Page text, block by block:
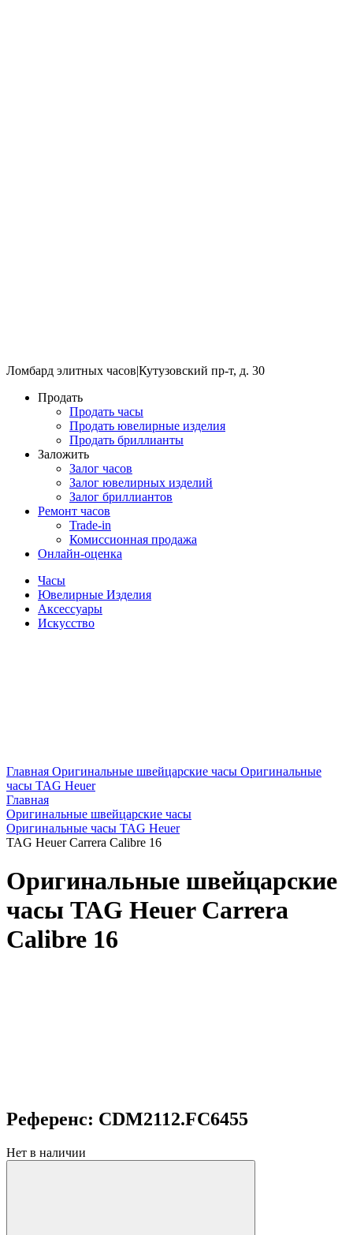
Ломбард элитных часов|Кутузовский пр-т, д. 30
Продать
Продать часы
Продать ювелирные изделия
Продать бриллианты
Заложить
Залог часов
Залог ювелирных изделий
Залог бриллиантов
Ремонт часов
Trade-in
Комиссионная продажа
Онлайн-оценка
Часы
Ювелирные Изделия
Аксессуары
Искусство
Главная Оригинальные швейцарские часы Оригинальные
часы TAG Heuer
Главная
Оригинальные швейцарские часы
Оригинальные часы TAG Heuer
TAG Heuer Carrera Calibre 16
Оригинальные швейцарские
часы TAG Heuer Carrera
Calibre 16
Референс: CDM2112.FC6455
Нет в наличии